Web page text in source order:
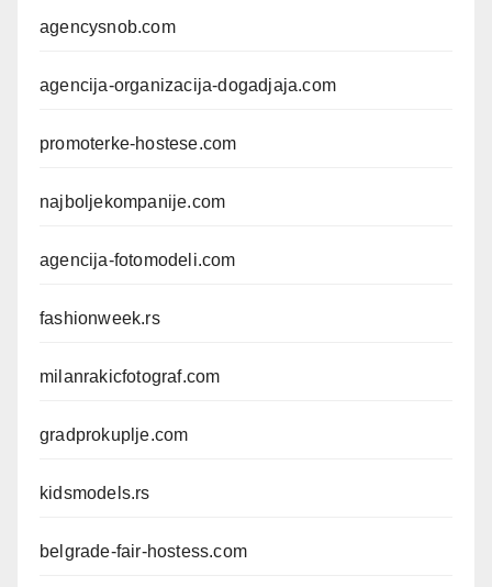
agencysnob.com
agencija-organizacija-dogadjaja.com
promoterke-hostese.com
najboljekompanije.com
agencija-fotomodeli.com
fashionweek.rs
milanrakicfotograf.com
gradprokuplje.com
kidsmodels.rs
belgrade-fair-hostess.com